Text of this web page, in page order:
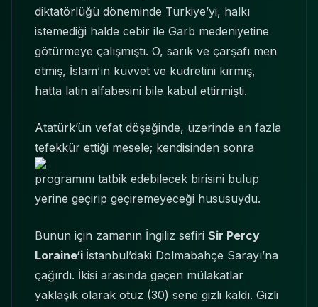
diktatörlüğü döneminde Türkiye’yi, halkı
istemediği halde cebir ile Garb medeniyetine
götürmeye çalışmıştı. O, sarık ve çarşafı men
etmiş, İslam’ın kuvvet ve kudretini kırmış,
hatta latin alfabesini bile kabul ettirmişti.
Atatürk’ün vefat döşeğinde, üzerinde en fazla
tefekkür ettiği mesele; kendisinden sonra
programını tatbik edebilecek birisini bulup
yerine geçirip geçiremeyeceği hususuydu.
Bunun için zamanın İngiliz sefiri Sir Percy
Loraine‘i İstanbul’daki Dolmabahçe Sarayı’na
çağırdı. İkisi arasında geçen mülakatlar
yaklaşık olarak otuz (30) sene gizli kaldı. Gizli